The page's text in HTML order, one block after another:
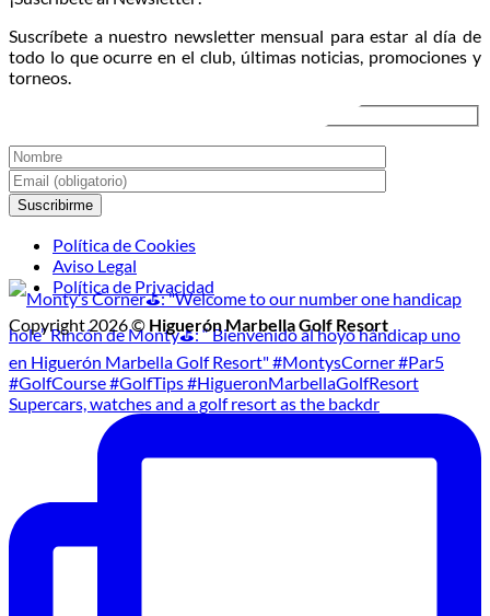
Supercars, watches and a golf resort as the backdr
Torneo
de
2026
Suscríbete a nuestro newsletter mensual para estar al día de
todo lo que ocurre en el club, últimas noticias, promociones y
torneos.
Política de Cookies
Aviso Legal
Política de Privacidad
Copyright 2026 © Higuerón Marbella Golf Resort